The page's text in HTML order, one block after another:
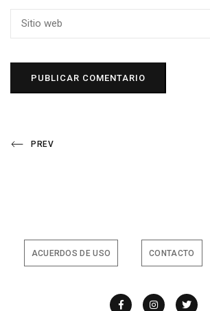
Navegación
Previous
PREV
ACUERDOS DE USO CONTACTO